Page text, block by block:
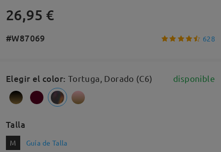
26,95 €
#W87069 628
Elegir el color: Tortuga, Dorado (C6) disponible
Talla
M Guía de Talla